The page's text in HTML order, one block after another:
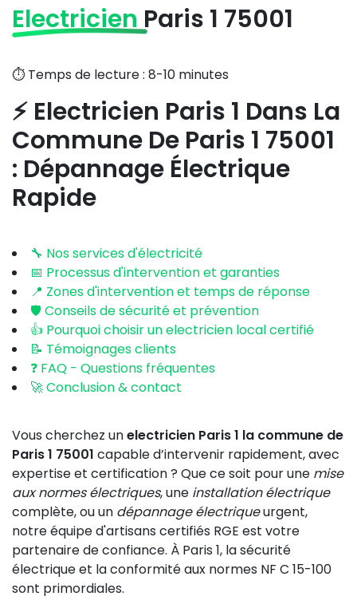
Electricien Paris 1 75001
⏱️ Temps de lecture : 8-10 minutes
⚡ Electricien Paris 1 Dans La
Commune De Paris 1 75001
: Dépannage Électrique
Rapide
🔧 Nos services d'électricité
📅 Processus d'intervention et garanties
📍 Zones d'intervention et temps de réponse
🛡️ Conseils de sécurité et prévention
👍 Pourquoi choisir un electricien local certifié
📝 Témoignages clients
❓ FAQ - Questions fréquentes
🚀 Conclusion & contact
Vous cherchez unelectricien Paris 1 la commune de
Paris 1 75001 capable d’intervenir rapidement, avec
expertise et certification ? Que ce soit pour une mise
aux normes électriques, une installation électrique
complète, ou un dépannage électriqueurgent,
notre équipe d'artisans certifiés RGE est votre
partenaire de confiance. À Paris 1, la sécurité
électrique et la conformité aux normes NF C 15-100
sont primordiales.